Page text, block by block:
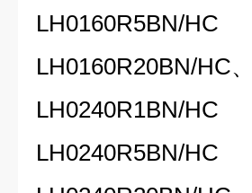
LH0160R20BN/HC